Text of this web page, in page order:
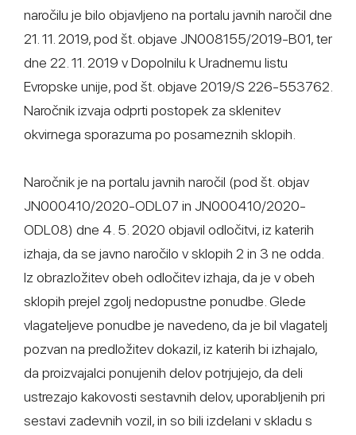
naročilu je bilo objavljeno na portalu javnih naročil dne
21. 11. 2019, pod št. objave JN008155/2019-B01, ter
dne 22. 11. 2019 v Dopolnilu k Uradnemu listu
Evropske unije, pod št. objave 2019/S 226-553762.
Naročnik izvaja odprti postopek za sklenitev
okvirnega sporazuma po posameznih sklopih.
Naročnik je na portalu javnih naročil (pod št. objav
JN000410/2020-ODL07 in JN000410/2020-
ODL08) dne 4. 5. 2020 objavil odločitvi, iz katerih
izhaja, da se javno naročilo v sklopih 2 in 3 ne odda.
Iz obrazložitev obeh odločitev izhaja, da je v obeh
sklopih prejel zgolj nedopustne ponudbe. Glede
vlagateljeve ponudbe je navedeno, da je bil vlagatelj
pozvan na predložitev dokazil, iz katerih bi izhajalo,
da proizvajalci ponujenih delov potrjujejo, da deli
ustrezajo kakovosti sestavnih delov, uporabljenih pri
sestavi zadevnih vozil, in so bili izdelani v skladu s